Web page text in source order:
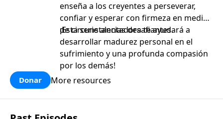
enseña a los creyentes a perseverar,
confiar y esperar con firmeza en medio
de circunstancias desafiantes.
¡Esta serie alentadora te ayudará a
desarrollar madurez personal en el
sufrimiento y una profunda compasión
por los demás!
Donar More resources